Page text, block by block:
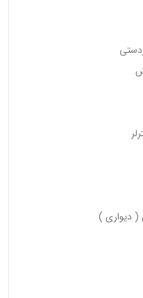
( دیواری )